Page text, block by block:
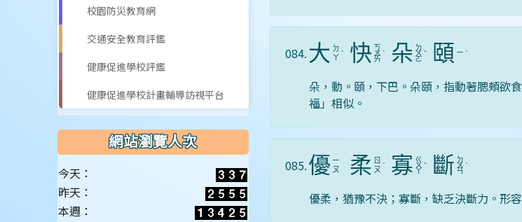
084. 大 ㄉ
ㄚ ˋ 快 ㄎ
ㄨ
ㄞ
ˋ 朵 ㄉ
ㄨ
ㄛ
ˇ 頤 ㄧ ˊ
朵，動。頤，下巴。朵頤，指動著腮頰欲
福」相似。
085.優 ㄧ
ㄡ
柔 ㄖ
ㄡ ˊ 寡 ㄍ
ㄨ
ㄚ
ˇ 斷 ㄉ
ㄨ
ㄢ
ˋ
優柔，猶豫不決；寡斷，缺乏決斷力。形
校園防災教育網
交通安全教育評鑑
健康促進學校評鑑
健康促進學校計畫輔導訪視平台
網站瀏覽人次
今天：
昨天：
本週：